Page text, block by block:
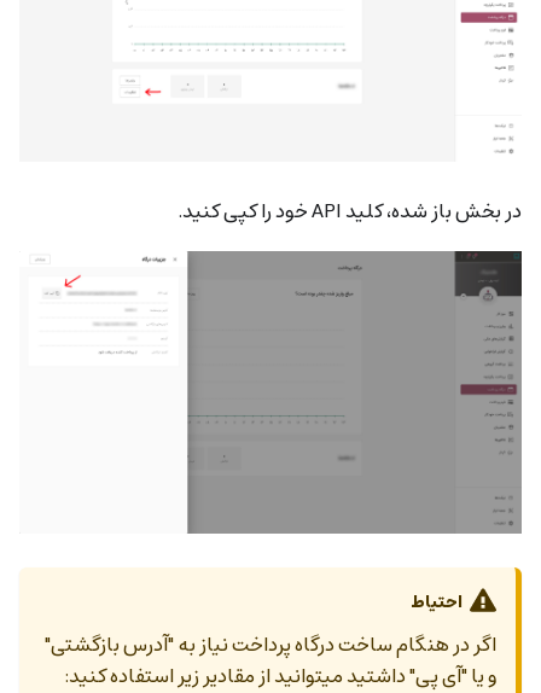
در بخش باز شده، کلید API خود را کپی کنید.
احتیاط
اگر در هنگام ساخت درگاه پرداخت نیاز به "آدرس بازگشتی"
و یا "آی پی" داشتید میتوانید از مقادیر زیر استفاده کنید: